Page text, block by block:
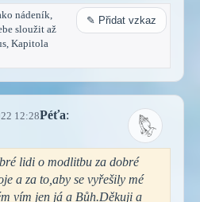
nádeník,
sloužit až
Kapitola
✎ Přidat vzkaz
12:28Péťa:
lidi o modlitbu za dobré
a za to,aby se vyřešily mé
vím jen já a Bůh.Děkuji a